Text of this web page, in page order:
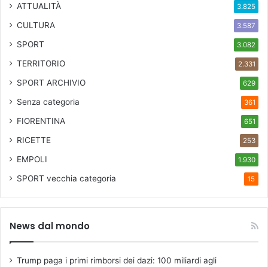
ATTUALITÀ 3.825
CULTURA 3.587
SPORT 3.082
TERRITORIO 2.331
SPORT ARCHIVIO 629
Senza categoria 361
FIORENTINA 651
RICETTE 253
EMPOLI 1.930
SPORT vecchia categoria 15
News dal mondo
Trump paga i primi rimborsi dei dazi: 100 miliardi agli